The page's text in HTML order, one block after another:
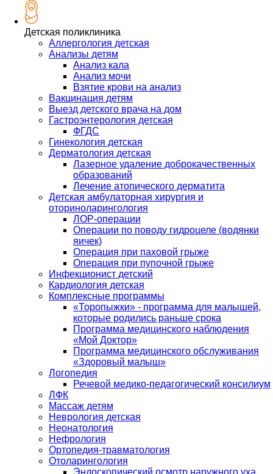
Детская поликлиника
Аллергология детская
Анализы детям
Анализ кала
Анализ мочи
Взятие крови на анализ
Вакцинация детям
Выезд детского врача на дом
Гастроэнтерология детская
ФГДС
Гинекология детская
Дерматология детская
Лазерное удаление доброкачественных
образований
Лечение атопического дерматита
Детская амбулаторная хирургия и
оториноларингология
ЛОР-операции
Операции по поводу гидроцеле (водянки
яичек)
Операция при паховой грыже
Операция при пупочной грыже
Инфекционист детский
Кардиология детская
Комплексные программы
«Торопыжки» - программа для малышей,
которые родились раньше срока
Программа медицинского наблюдения
«Мой Доктор»
Программа медицинского обслуживания
«Здоровый малыш»
Логопедия
Речевой медико-педагогический консилиум
ЛФК
Массаж детям
Неврология детская
Неонатология
Нефрология
Ортопедия-травматология
Отоларингология